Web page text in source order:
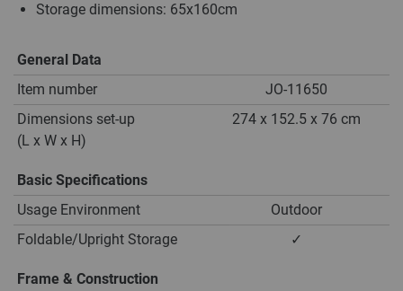
Storage dimensions: 65x160cm
General Data
Item number
JO-11650
Dimensions set-up
(L x W x H)
274 x 152.5 x 76 cm
Basic Specifications
Usage Environment
Outdoor
Foldable/Upright Storage
✓
Frame & Construction